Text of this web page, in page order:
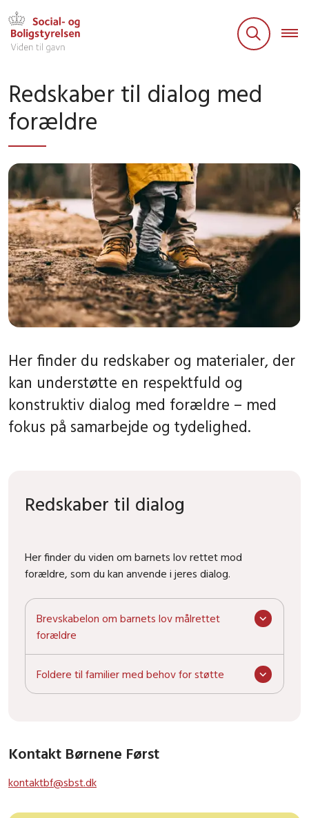
Redskaber til dialog med
forældre
Her finder du redskaber og materialer, der
kan understøtte en respektfuld og
konstruktiv dialog med forældre – med
fokus på samarbejde og tydelighed.
Redskaber til dialog
Her finder du viden om barnets lov rettet mod
forældre, som du kan anvende i jeres dialog.
Brevskabelon om barnets lov målrettet
forældre
Foldere til familier med behov for støtte
Kontakt Børnene Først
kontaktbf@sbst.dk